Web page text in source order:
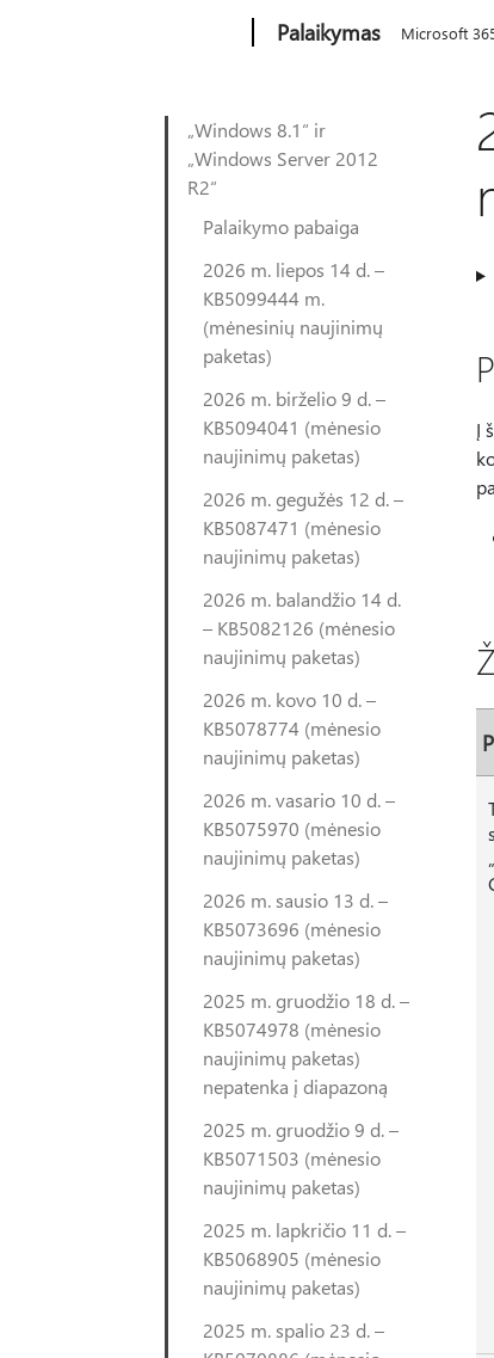
Palaikymas Microsoft
„Windows 8.1“ ir
„Windows Server 2012
R2“
Palaikymo pabaiga
2026 m. liepos 14 d. –
KB5099444 m.
(mėnesinių naujinimų
paketas)
2026 m. birželio 9 d. –
KB5094041 (mėnesio
naujinimų paketas)
2026 m. gegužės 12 d. –
KB5087471 (mėnesio
naujinimų paketas)
2026 m. balandžio 14 d.
– KB5082126 (mėnesio
naujinimų paketas)
2026 m. kovo 10 d. –
KB5078774 (mėnesio
naujinimų paketas)
2026 m. vasario 10 d. –
KB5075970 (mėnesio
naujinimų paketas)
2026 m. sausio 13 d. –
KB5073696 (mėnesio
naujinimų paketas)
2025 m. gruodžio 18 d. –
KB5074978 (mėnesio
naujinimų paketas)
nepatenka į diapazoną
2025 m. gruodžio 9 d. –
KB5071503 (mėnesio
naujinimų paketas)
2025 m. lapkričio 11 d. –
KB5068905 (mėnesio
naujinimų paketas)
2025 m. spalio 23 d. –
Į